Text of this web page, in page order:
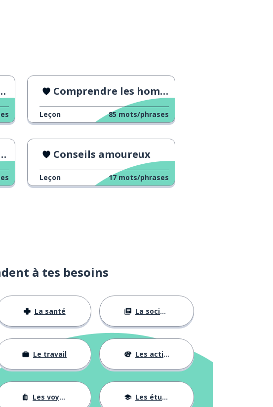
Comprendre les hommes
Leçon 85 mots/phrases
Conseils amoureux
Leçon 17 mots/phrases
à tes besoins
La santé La société
Le travail Les activités
Les voyages Les études